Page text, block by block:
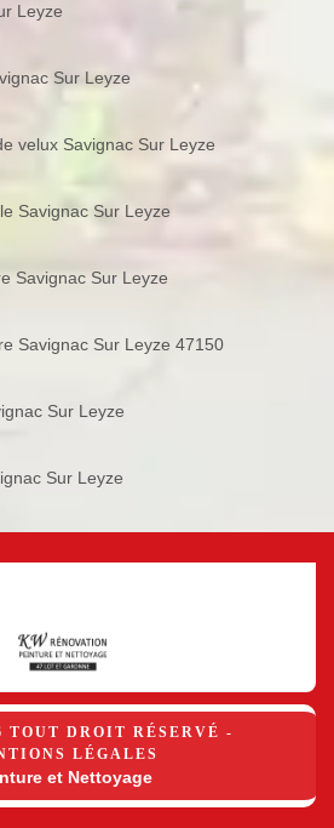
Leyze
Sur Leyze
velux Savignac Sur Leyze
Savignac Sur Leyze
Savignac Sur Leyze
Savignac Sur Leyze 47150
Sur Leyze
Sur Leyze
TOUT DROIT RÉSERVÉ -
LÉGALES
et Nettoyage